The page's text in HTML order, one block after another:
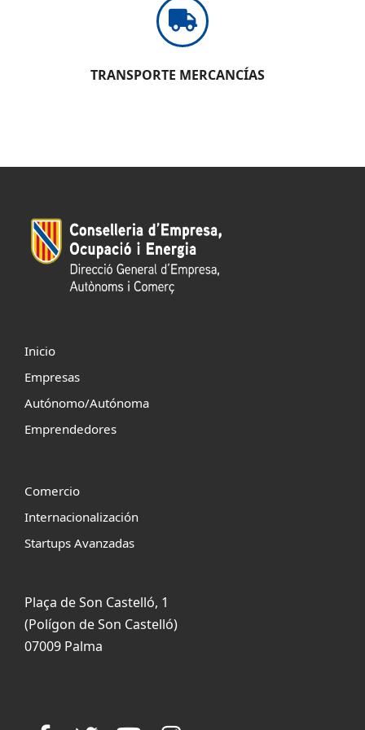
TRANSPORTE MERCANCÍAS
Inicio
Empresas
Autónomo/Autónoma
Emprendedores
Comercio
Internacionalización
Startups Avanzadas
Plaça de Son Castelló, 1
(Polígon de Son Castelló)
07009 Palma